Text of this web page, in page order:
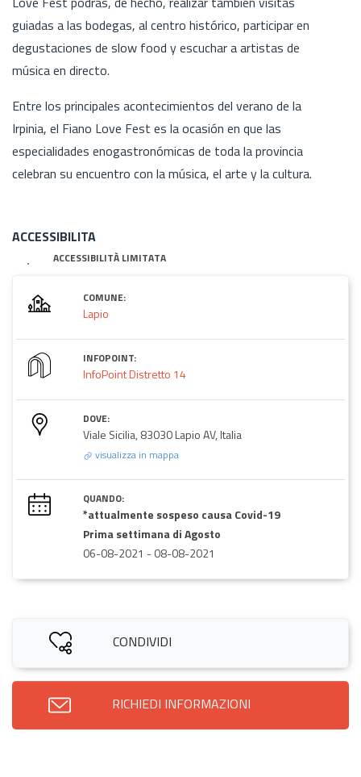
guiadas a las bodegas, al centro histórico, participar en
degustaciones de slow food y escuchar a artistas de
música en directo.
Entre los principales acontecimientos del verano de la
Irpinia, el Fiano Love Fest es la ocasión en que las
especialidades enogastronómicas de toda la provincia
celebran su encuentro con la música, el arte y la cultura.
ACCESSIBILITA
ACCESSIBILITÀ LIMITATA
COMUNE:
Lapio
INFOPOINT:
InfoPoint Distretto 14
DOVE:
Viale Sicilia, 83030 Lapio AV, Italia
visualizza in mappa
QUANDO:
*attualmente sospeso causa Covid-19
Prima settimana di Agosto
06-08-2021 -08-08-2021
CONDIVIDI
RICHIEDI INFORMAZIONI